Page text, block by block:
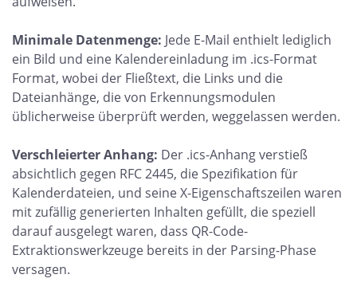
Minimale Datenmenge: Jede E-Mail enthielt lediglich
ein Bild und eine Kalendereinladung im .ics-Format
Format, wobei der Fließtext, die Links und die
Dateianhänge, die von Erkennungsmodulen
üblicherweise überprüft werden, weggelassen werden.
Verschleierter Anhang: Der .ics-Anhang verstieß
absichtlich gegen RFC 2445, die Spezifikation für
Kalenderdateien, und seine X-Eigenschaftszeilen waren
mit zufällig generierten Inhalten gefüllt, die speziell
darauf ausgelegt waren, dass QR-Code-
Extraktionswerkzeuge bereits in der Parsing-Phase
versagen.